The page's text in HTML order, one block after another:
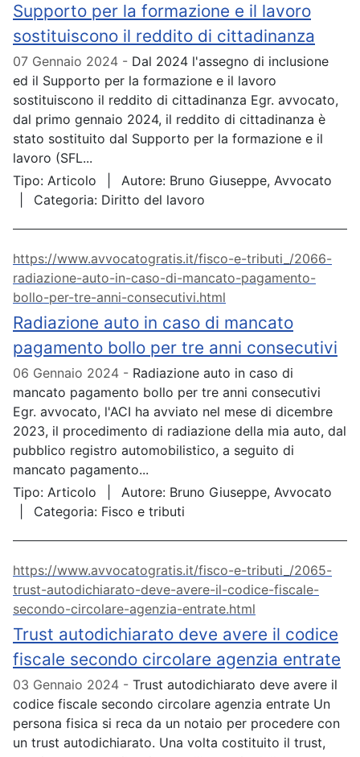
Supporto per la formazione e il lavoro
sostituiscono il reddito di cittadinanza
07 Gennaio 2024
Dal 2024 l'assegno di inclusione
ed il Supporto per la formazione e il lavoro
sostituiscono il reddito di cittadinanza Egr. avvocato,
dal primo gennaio 2024, il reddito di cittadinanza è
stato sostituito dal Supporto per la formazione e il
lavoro (SFL...
Tipo: Articolo Autore: Bruno Giuseppe, Avvocato
Categoria: Diritto del lavoro
Radiazione auto in caso di mancato
pagamento bollo per tre anni consecutivi
https://www.avvocatogratis.it/fisco-e-tributi_/2066-
radiazione-auto-in-caso-di-mancato-pagamento-
bollo-per-tre-anni-consecutivi.html
06 Gennaio 2024
Radiazione auto in caso di
mancato pagamento bollo per tre anni consecutivi
Egr. avvocato, l'ACI ha avviato nel mese di dicembre
2023, il procedimento di radiazione della mia auto, dal
pubblico registro automobilistico, a seguito di
mancato pagamento...
Tipo: Articolo Autore: Bruno Giuseppe, Avvocato
Categoria: Fisco e tributi
Trust autodichiarato deve avere il codice
fiscale secondo circolare agenzia entrate
https://www.avvocatogratis.it/fisco-e-tributi_/2065-
trust-autodichiarato-deve-avere-il-codice-fiscale-
secondo-circolare-agenzia-entrate.html
03 Gennaio 2024
Trust autodichiarato deve avere il
codice fiscale secondo circolare agenzia entrate Un
persona fisica si reca da un notaio per procedere con
un trust autodichiarato. Una volta costituito il trust,